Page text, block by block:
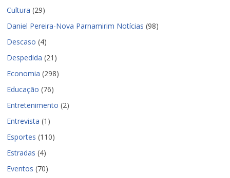
Cultura (29)
Daniel Pereira-Nova Parnamirim Notícias (98)
Descaso (4)
Despedida (21)
Economia (298)
Educação (76)
Entretenimento (2)
Entrevista (1)
Esportes (110)
Estradas (4)
Eventos (70)